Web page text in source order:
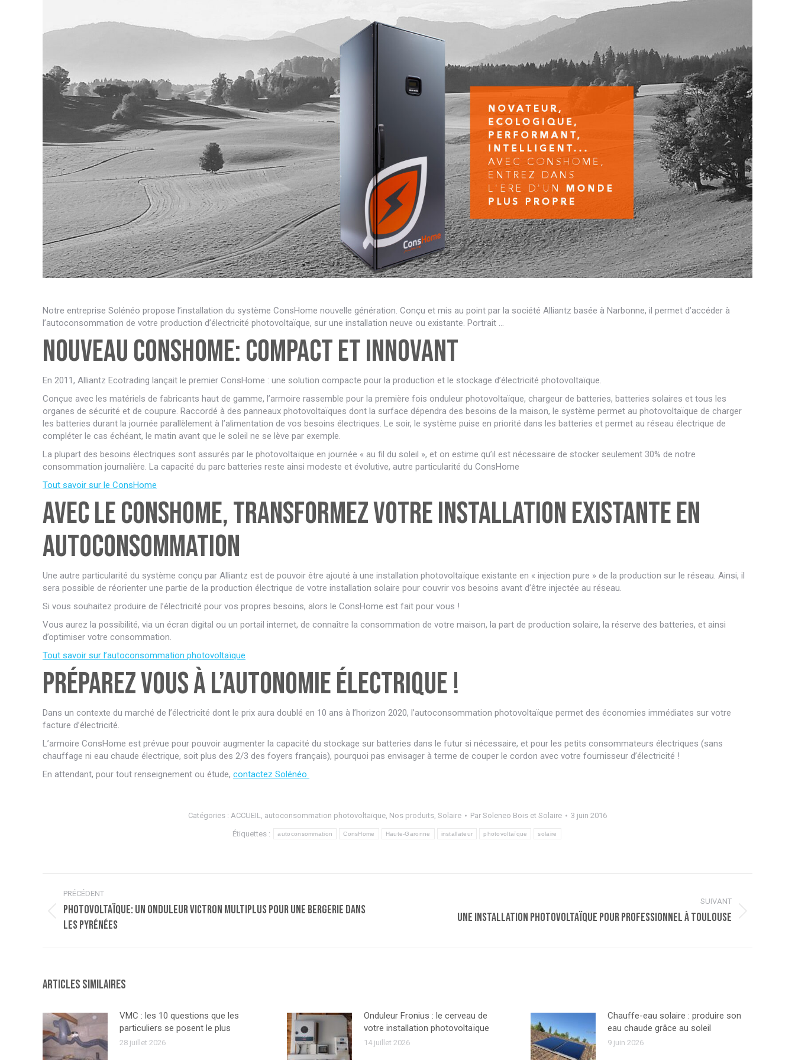
Notre entreprise Solénéo propose l’installation du système ConsHome nouvelle génération. Conçu et mis au point par la société Alliantz basée à Narbonne, il permet d’accéder à
l’autoconsommation de votre production d’électricité photovoltaïque, sur une installation neuve ou existante. Portrait …
Nouveau ConsHome: compact et innovant
En 2011, Alliantz Ecotrading lançait le premier ConsHome : une solution compacte pour la production et le stockage d’électricité photovoltaïque.
Conçue avec les matériels de fabricants haut de gamme, l’armoire rassemble pour la première fois onduleur photovoltaïque, chargeur de batteries, batteries solaires et tous les
organes de sécurité et de coupure. Raccordé à des panneaux photovoltaïques dont la surface dépendra des besoins de la maison, le système permet au photovoltaïque de charger
les batteries durant la journée parallèlement à l’alimentation de vos besoins électriques. Le soir, le système puise en priorité dans les batteries et permet au réseau électrique de
compléter le cas échéant, le matin avant que le soleil ne se lève par exemple.
La plupart des besoins électriques sont assurés par le photovoltaïque en journée « au fil du soleil », et on estime qu’il est nécessaire de stocker seulement 30% de notre
consommation journalière. La capacité du parc batteries reste ainsi modeste et évolutive, autre particularité du ConsHome
Tout savoir sur le ConsHome
Avec le ConsHome, transformez votre installation existante en
autoconsommation
Une autre particularité du système conçu par Alliantz est de pouvoir être ajouté à une installation photovoltaïque existante en « injection pure » de la production sur le réseau. Ainsi, il
sera possible de réorienter une partie de la production électrique de votre installation solaire pour couvrir vos besoins avant d’être injectée au réseau.
Si vous souhaitez produire de l’électricité pour vos propres besoins, alors le ConsHome est fait pour vous !
Vous aurez la possibilité, via un écran digital ou un portail internet, de connaître la consommation de votre maison, la part de production solaire, la réserve des batteries, et ainsi
d’optimiser votre consommation.
Tout savoir sur l’autoconsommation photovoltaïque
Préparez vous à l’autonomie électrique !
Dans un contexte du marché de l’électricité dont le prix aura doublé en 10 ans à l’horizon 2020, l’autoconsommation photovoltaïque permet des économies immédiates sur votre
facture d’électricité.
L’armoire ConsHome est prévue pour pouvoir augmenter la capacité du stockage sur batteries dans le futur si nécessaire, et pour les petits consommateurs électriques (sans
chauffage ni eau chaude électrique, soit plus des 2/3 des foyers français), pourquoi pas envisager à terme de couper le cordon avec votre fournisseur d’électricité !
En attendant, pour tout renseignement ou étude, contactez Solénéo
Catégories : ACCUEIL, autoconsommation photovoltaïque, Nos produits, Solaire Par Soleneo Bois et Solaire 3 juin 2016
Étiquettes : autoconsommation ConsHome Haute-Garonne installateur photovoltaïque solaire
article
PRÉCÉDENT
Article
précédent
Photovoltaïque: un onduleur Victron Multiplus pour une bergerie dans
les Pyrénées
SUIVANT
Une installation photovoltaïque pour professionnel à Toulouse
Articles similaires
VMC : les 10 questions que les
particuliers se posent le plus
28 juillet 2026
Onduleur Fronius : le cerveau de
votre installation photovoltaïque
14 juillet 2026
Chauffe-eau solaire : produire son
eau chaude grâce au soleil
9 juin 2026